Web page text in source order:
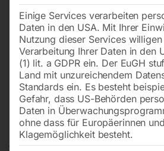
Profi-
gummiummantelter
Einige Services verarbeiten
Daten in den USA. Mit Ihrer
Nutzung dieser Services
Verarbeitung Ihrer Daten in den
(1) lit. a GDPR ein. Der EuGH
Land mit unzureichendem
Standards ein. Es besteht
Gefahr, dass US-Behörden
Daten in
ohne dass für Europäerinnen
Klagemöglichkeit besteht.